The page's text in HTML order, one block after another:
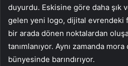
duyurdu. Eskisine göre daha şık
gelen yeni logo, dijital evrendeki
bir arada dönen noktalardan
tanımlanıyor. Aynı zamanda
bünyesinde barındırıyor.